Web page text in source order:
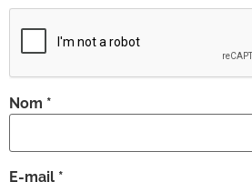
Nom *
E-mail *